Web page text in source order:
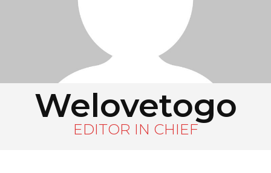
Welovetogo
EDITOR IN CHIEF